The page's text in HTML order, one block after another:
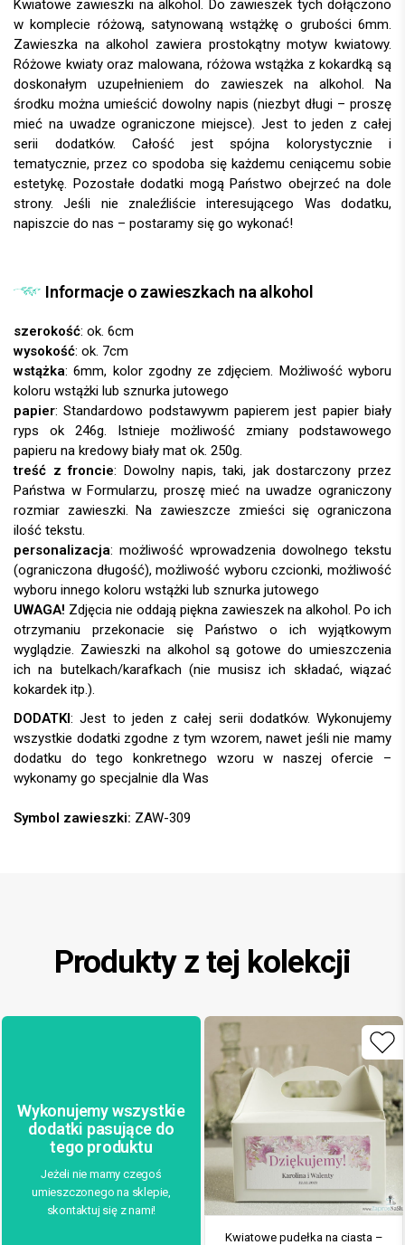
Kwiatowe zawieszki na alkohol. Do zawieszek tych dołączono
w komplecie różową, satynowaną wstążkę o grubości 6mm.
Zawieszka na alkohol zawiera prostokątny motyw kwiatowy.
Różowe kwiaty oraz malowana, różowa wstążka z kokardką są
doskonałym uzupełnieniem do zawieszek na alkohol. Na
środku można umieścić dowolny napis (niezbyt długi – proszę
mieć na uwadze ograniczone miejsce). Jest to jeden z całej
serii dodatków. Całość jest spójna kolorystycznie i
tematycznie, przez co spodoba się każdemu ceniącemu sobie
estetykę. Pozostałe dodatki mogą Państwo obejrzeć na dole
strony. Jeśli nie znaleźliście interesującego Was dodatku,
napiszcie do nas – postaramy się go wykonać!
Informacje o zawieszkach na alkohol
szerokość: ok. 6cm
wysokość: ok. 7cm
wstążka: 6mm, kolor zgodny ze zdjęciem.
papier:
treść z froncie: Dowolny napis, taki, jak dostarczony przez
Państwa w Formularzu, proszę mieć na uwadze ograniczony
rozmiar zawieszki. Na zawieszcze zmieści się ograniczona
ilość tekstu.
personalizacja:
UWAGA!
DODATKI:
Symbol zawieszki: ZAW-309
Produkty z tej kolekcji
Wykonujemy wszystkie
dodatki pasujące do
tego produktu
Jeżeli nie mamy czegoś
umieszczonego na sklepie,
skontaktuj się z nami!
Kwiatowe pudełka na ciasta –